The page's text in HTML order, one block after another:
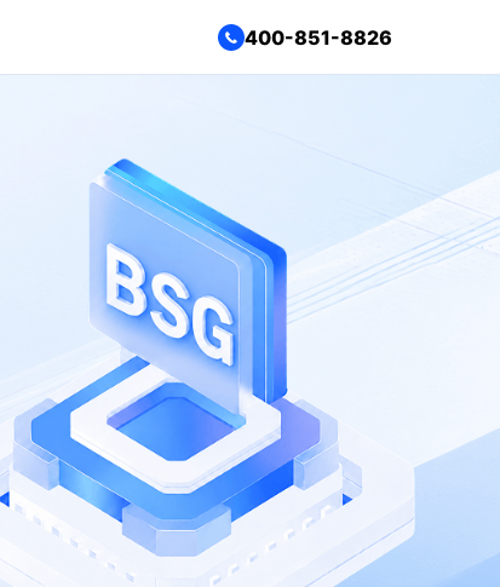
容器与云平台防护
400-851-8826